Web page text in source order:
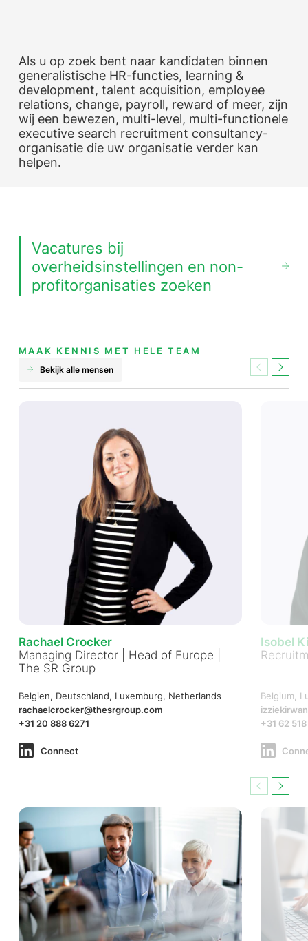
Als u op zoek bent naar kandidaten binnen
generalistische HR-functies, learning &
development, talent acquisition, employee
relations, change, payroll, reward of meer, zijn
wij een bewezen, multi-level, multi-functionele
executive search recruitment consultancy-
organisatie die uw organisatie verder kan
helpen.
Vacatures bij
overheidsinstellingen en non-
profitorganisaties zoeken
MAAK KENNIS MET HELE TEAM
Bekijk alle mensen Previous
Rachael Crocker
Managing Director | Head of Europe |
The SR Group
Belgien, Deutschland, Luxemburg, Netherlands
rachaelcrocker@thesrgroup.com
+31 20 888 6271
Connect
Isobel
Belgium,
+31 62
Next
Previous
Next